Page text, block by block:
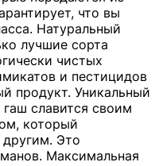
что вы
Натуральный
лучшие сорта
чистых
и пестицидов
продукт. Уникальный
славится своим
который
Это
Максимальная